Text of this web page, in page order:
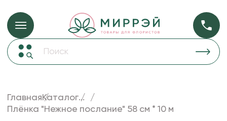
Упаковка для цветов и подарков Упаковка для
Коробки для цветов
ГлавнаяКаталог...
Плёнка "Нежное послание" 58 см * 10 м